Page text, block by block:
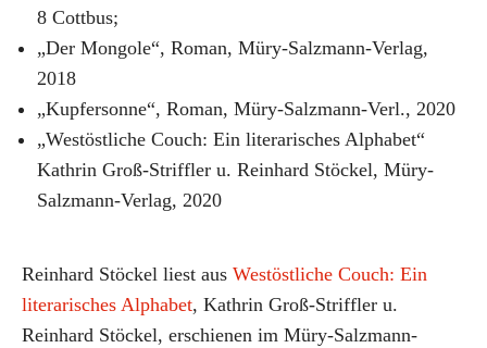
8 Cottbus;
„Der Mongole“, Roman, Müry-Salzmann-Verlag,
2018
„Kupfersonne“, Roman, Müry-Salzmann-Verl., 2020
„Westöstliche Couch: Ein literarisches Alphabet“
Kathrin Groß-Striffler u. Reinhard Stöckel, Müry-
Salzmann-Verlag, 2020
Reinhard Stöckel liest aus Westöstliche Couch: Ein
literarisches Alphabet, Kathrin Groß-Striffler u.
Reinhard Stöckel, erschienen im Müry-Salzmann-